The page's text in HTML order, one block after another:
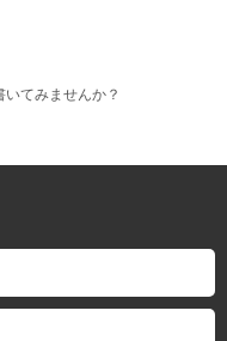
てみませんか？